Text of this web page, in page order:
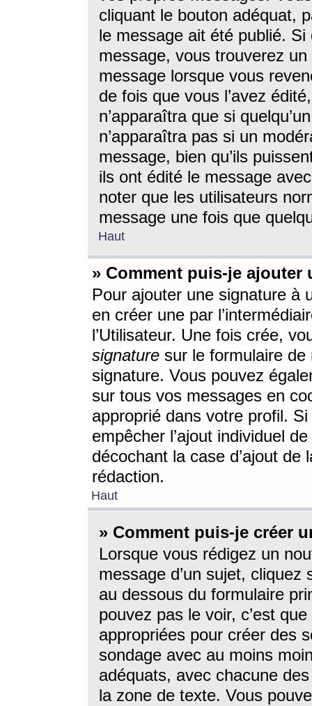
cliquant le bouton adéquat,
le message ait été publié. Si
message, vous trouverez
message lorsque vous
de fois que vous l’avez
n’apparaîtra que si
n’apparaîtra pas si un
message, bien qu’ils
ils ont édité le message
noter que les utilisateurs
message une fois que
Haut
» Comment puis-je ajouter
Pour ajouter une signature à
en créer une par
l’Utilisateur. Une fois crée,
signature sur le formulaire de
signature. Vous pouvez
sur tous vos messages en
approprié dans votre profil.
empêcher l’ajout individuel
décochant la case d’ajout
rédaction.
Haut
» Comment puis-je créer
Lorsque vous rédigez un
message d’un sujet, cliquez
au dessous du formulaire
pouvez pas le voir, c’est
appropriées pour créer des
sondage avec au moins
adéquats, avec chacune
la zone de texte. Vous